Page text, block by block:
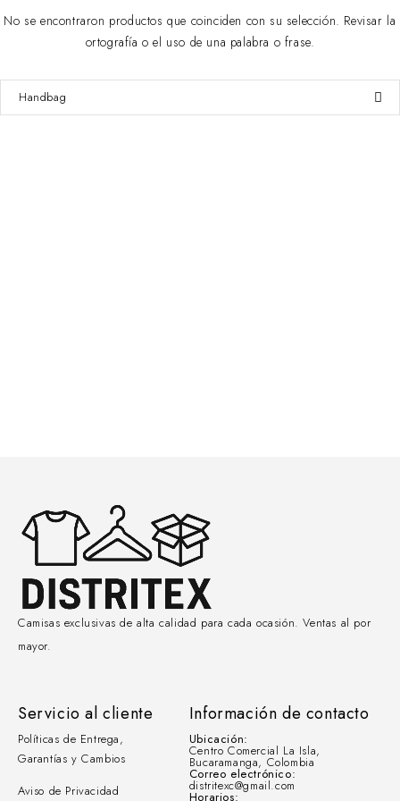
No se encontraron productos que coinciden con su selección. Revisar la
ortografía o el uso de una palabra o frase.
Camisas exclusivas de alta calidad para cada ocasión. Ventas al por
mayor.
Servicio al cliente
Políticas de Entrega,
Garantías y Cambios
Aviso de Privacidad
Información de contacto
Ubicación:
Centro Comercial La Isla,
Bucaramanga, Colombia
Correo electrónico:
distritexc@gmail.com
Horarios: